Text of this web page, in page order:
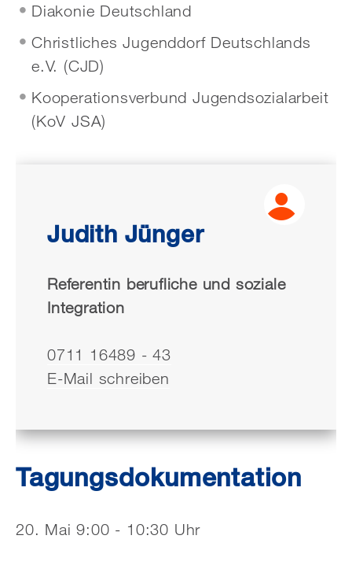
Diakonie Deutschland
Christliches Jugenddorf Deutschlands
e.V. (CJD)
Kooperationsverbund Jugendsozialarbeit
(KoV JSA)
Judith Jünger
Referentin berufliche und soziale
Integration
0711 16489 - 43
E-Mail schreiben
Tagungsdokumentation
20. Mai 9:00 - 10:30 Uhr